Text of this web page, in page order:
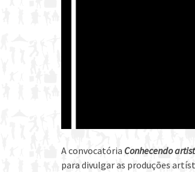
A convocatória Conhecendo
para divulgar as produções